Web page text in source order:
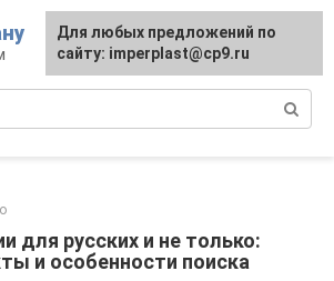
для русских и не только:
и особенности поиска
Для любых предложений по
сайту: imperplast@cp9.ru